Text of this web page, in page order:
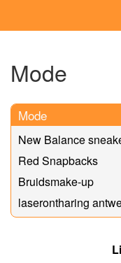
Mode
Mode
New Balance
Red Snapbacks
Bruidsmake-up
laserontharing